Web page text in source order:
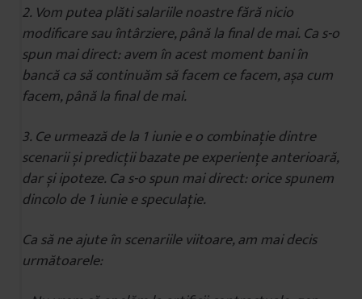
2. Vom putea plăti salariile noastre fără nicio
modificare sau întârziere, până la final de mai. Ca s-o
spun mai direct: avem în acest moment bani în
bancă ca să continuăm să facem ce facem, așa cum
facem, până la final de mai.
3. Ce urmează de la 1 iunie e o combinație dintre
scenarii și predicții bazate pe experiențe anterioară,
dar și ipoteze. Ca s-o spun mai direct: orice spunem
dincolo de 1 iunie e speculație.
Ca să ne ajute în scenariile viitoare, am mai decis
următoarele: